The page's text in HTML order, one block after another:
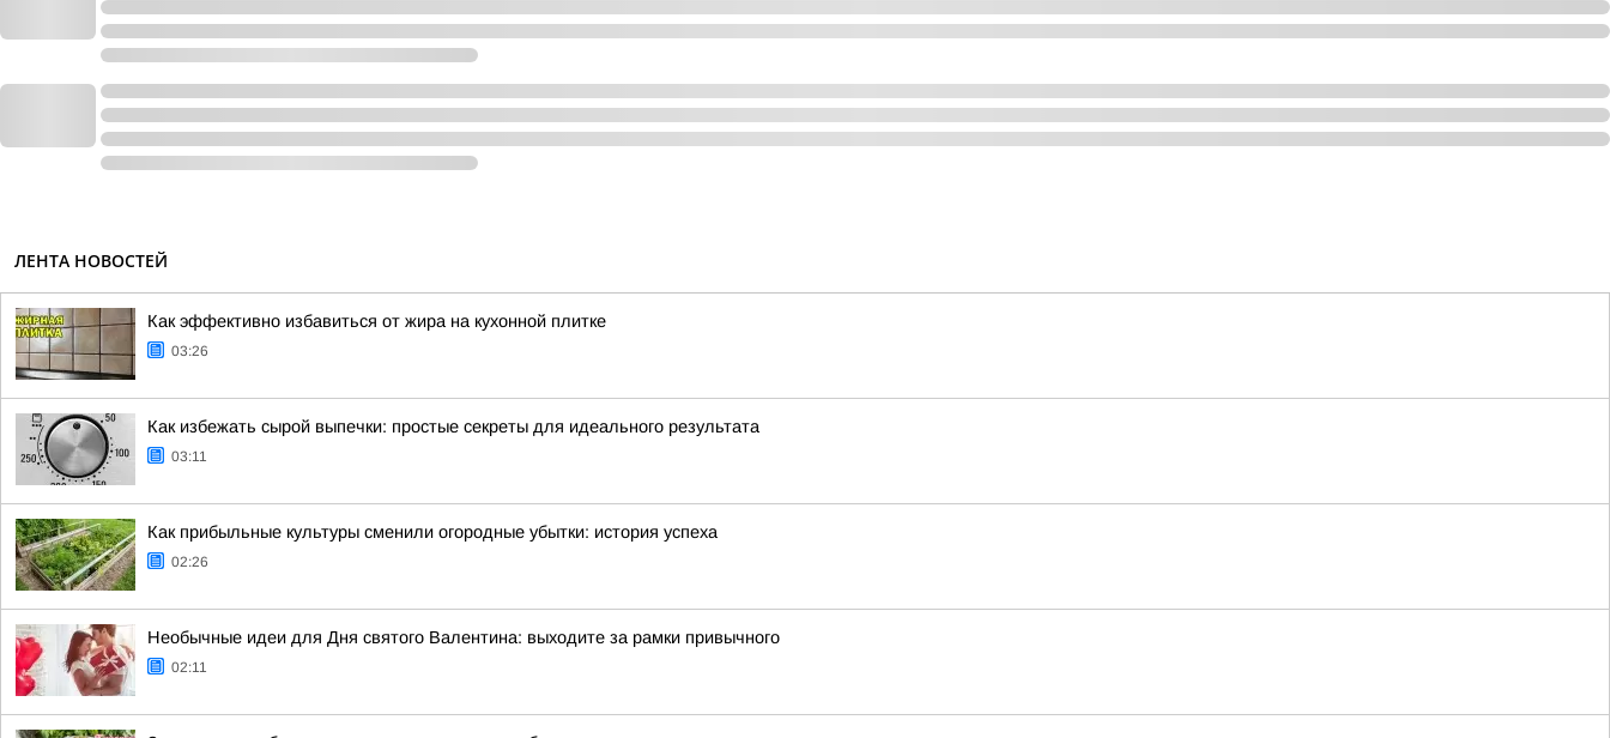
ЛЕНТА НОВОСТЕЙ
Как эффективно избавиться от жира на кухонной плитке
03:26
Как избежать сырой выпечки: простые секреты для идеального результата
03:11
Как прибыльные культуры сменили огородные убытки: история успеха
02:26
Необычные идеи для Дня святого Валентина: выходите за рамки привычного
02:11